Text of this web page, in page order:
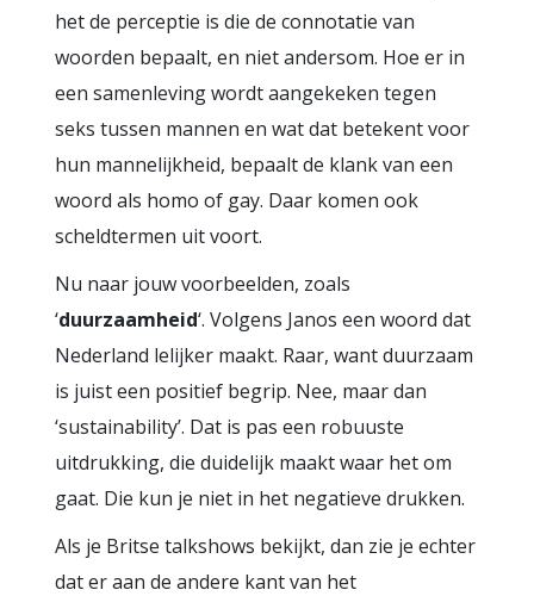
het de perceptie is die de connotatie van
woorden bepaalt, en niet andersom. Hoe er in
een samenleving wordt aangekeken tegen
seks tussen mannen en wat dat betekent voor
hun mannelijkheid, bepaalt de klank van een
woord als homo of gay. Daar komen ook
scheldtermen uit voort.
Nu naar jouw voorbeelden, zoals
‘duurzaamheid‘. Volgens Janos een woord dat
Nederland lelijker maakt. Raar, want duurzaam
is juist een positief begrip. Nee, maar dan
‘sustainability’. Dat is pas een robuuste
uitdrukking, die duidelijk maakt waar het om
gaat. Die kun je niet in het negatieve drukken.
Als je Britse talkshows bekijkt, dan zie je echter
dat er aan de andere kant van het